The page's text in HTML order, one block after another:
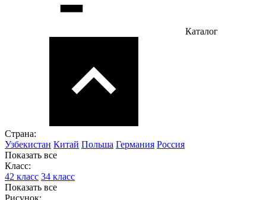
Каталог
Страна:
Узбекистан Китай Польша Германия Россия
Показать все
Класс:
42 класс 34 класс
Показать все
Рисунок: